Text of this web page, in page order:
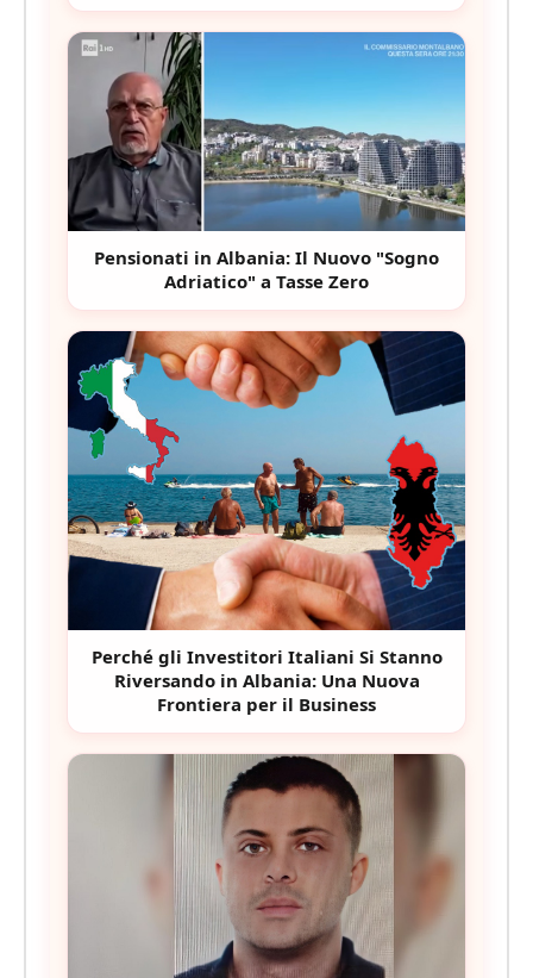
Pensionati in Albania: Il Nuovo "Sogno
Adriatico" a Tasse Zero
Perché gli Investitori Italiani Si Stanno
Riversando in Albania: Una Nuova
Frontiera per il Business